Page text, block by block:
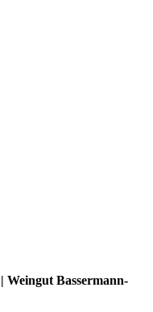
Weingut Bassermann-